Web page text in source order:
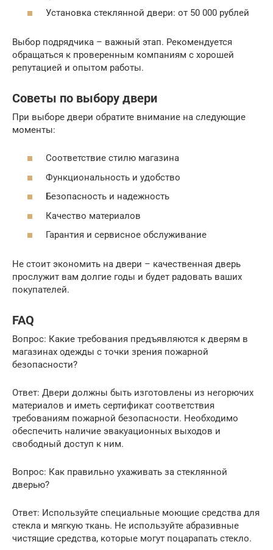
Установка стеклянной двери: от 50 000 рублей
Выбор подрядчика – важный этап. Рекомендуется
обращаться к проверенным компаниям с хорошей
репутацией и опытом работы.
Советы по выбору двери
При выборе двери обратите внимание на следующие
моменты:
Соответствие стилю магазина
Функциональность и удобство
Безопасность и надежность
Качество материалов
Гарантия и сервисное обслуживание
Не стоит экономить на двери – качественная дверь
прослужит вам долгие годы и будет радовать ваших
покупателей.
FAQ
Вопрос: Какие требования предъявляются к дверям в
магазинах одежды с точки зрения пожарной
безопасности?
Ответ: Двери должны быть изготовлены из негорючих
материалов и иметь сертификат соответствия
требованиям пожарной безопасности. Необходимо
обеспечить наличие эвакуационных выходов и
свободный доступ к ним.
Вопрос: Как правильно ухаживать за стеклянной
дверью?
Ответ: Используйте специальные моющие средства для
стекла и мягкую ткань. Не используйте абразивные
чистящие средства, которые могут поцарапать стекло.